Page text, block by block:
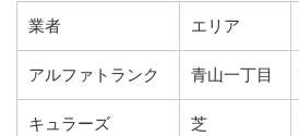
業者 エリア
アルファトランク 青山一丁目
キュラーズ 芝